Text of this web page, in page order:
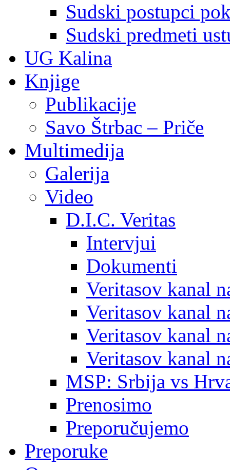
Sudski postupci
Sudski predmeti
UG Kalina
Knjige
Publikacije
Savo Štrbac – Priče
Multimedija
Galerija
Video
D.I.C. Veritas
Intervjui
Dokumenti
Veritasov kanal
Veritasov kanal
Veritasov kanal
Veritasov kanal
MSP: Srbija vs
Prenosimo
Preporučujemo
Preporuke